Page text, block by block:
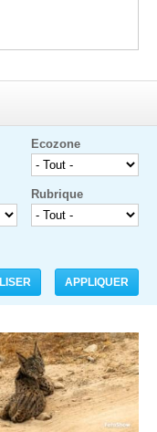
Ecozone
Rubrique